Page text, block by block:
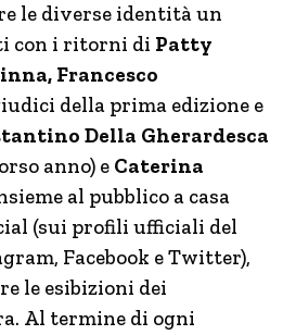
le diverse identità un
con i ritorni di Patty
Francesco
della prima edizione e
Della Gherardesca
anno) e Caterina
al pubblico a casa
(sui profili ufficiali del
Facebook e Twitter),
le esibizioni dei
Al termine di ogni